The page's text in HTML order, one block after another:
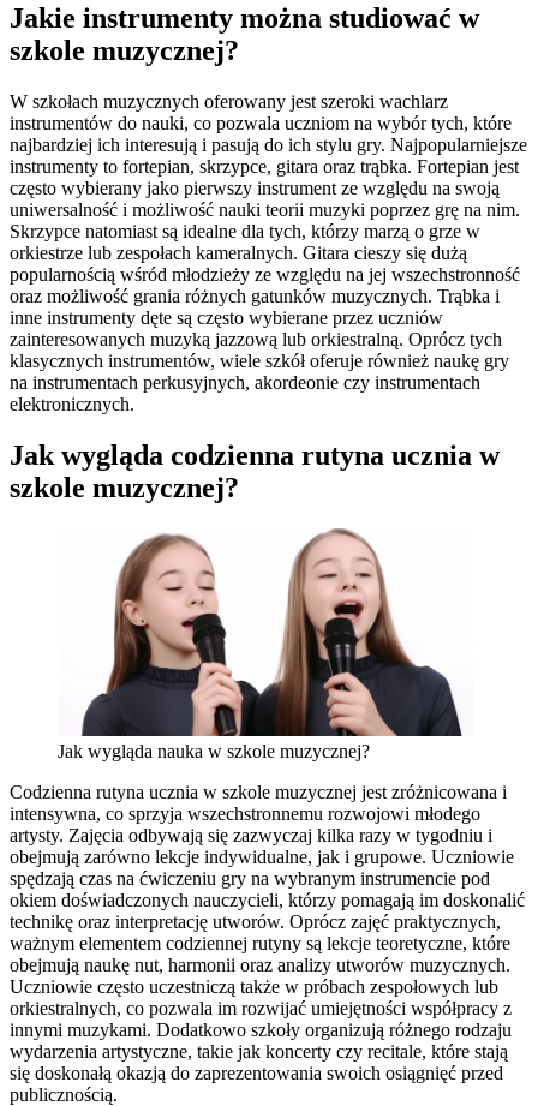
Jakie instrumenty można studiować w
szkole muzycznej?
W szkołach muzycznych oferowany jest szeroki wachlarz
instrumentów do nauki, co pozwala uczniom na wybór tych, które
najbardziej ich interesują i pasują do ich stylu gry. Najpopularniejsze
instrumenty to fortepian, skrzypce, gitara oraz trąbka. Fortepian jest
często wybierany jako pierwszy instrument ze względu na swoją
uniwersalność i możliwość nauki teorii muzyki poprzez grę na nim.
Skrzypce natomiast są idealne dla tych, którzy marzą o grze w
orkiestrze lub zespołach kameralnych. Gitara cieszy się dużą
popularnością wśród młodzieży ze względu na jej wszechstronność
oraz możliwość grania różnych gatunków muzycznych. Trąbka i
inne instrumenty dęte są często wybierane przez uczniów
zainteresowanych muzyką jazzową lub orkiestralną. Oprócz tych
klasycznych instrumentów, wiele szkół oferuje również naukę gry
na instrumentach perkusyjnych, akordeonie czy instrumentach
elektronicznych.
Jak wygląda codzienna rutyna ucznia w
szkole muzycznej?
Jak wygląda nauka w szkole muzycznej?
Codzienna rutyna ucznia w szkole muzycznej jest zróżnicowana i
intensywna, co sprzyja wszechstronnemu rozwojowi młodego
artysty. Zajęcia odbywają się zazwyczaj kilka razy w tygodniu i
obejmują zarówno lekcje indywidualne, jak i grupowe. Uczniowie
spędzają czas na ćwiczeniu gry na wybranym instrumencie pod
okiem doświadczonych nauczycieli, którzy pomagają im doskonalić
technikę oraz interpretację utworów. Oprócz zajęć praktycznych,
ważnym elementem codziennej rutyny są lekcje teoretyczne, które
obejmują naukę nut, harmonii oraz analizy utworów muzycznych.
Uczniowie często uczestniczą także w próbach zespołowych lub
orkiestralnych, co pozwala im rozwijać umiejętności współpracy z
innymi muzykami. Dodatkowo szkoły organizują różnego rodzaju
wydarzenia artystyczne, takie jak koncerty czy recitale, które stają
się doskonałą okazją do zaprezentowania swoich osiągnięć przed
publicznością.